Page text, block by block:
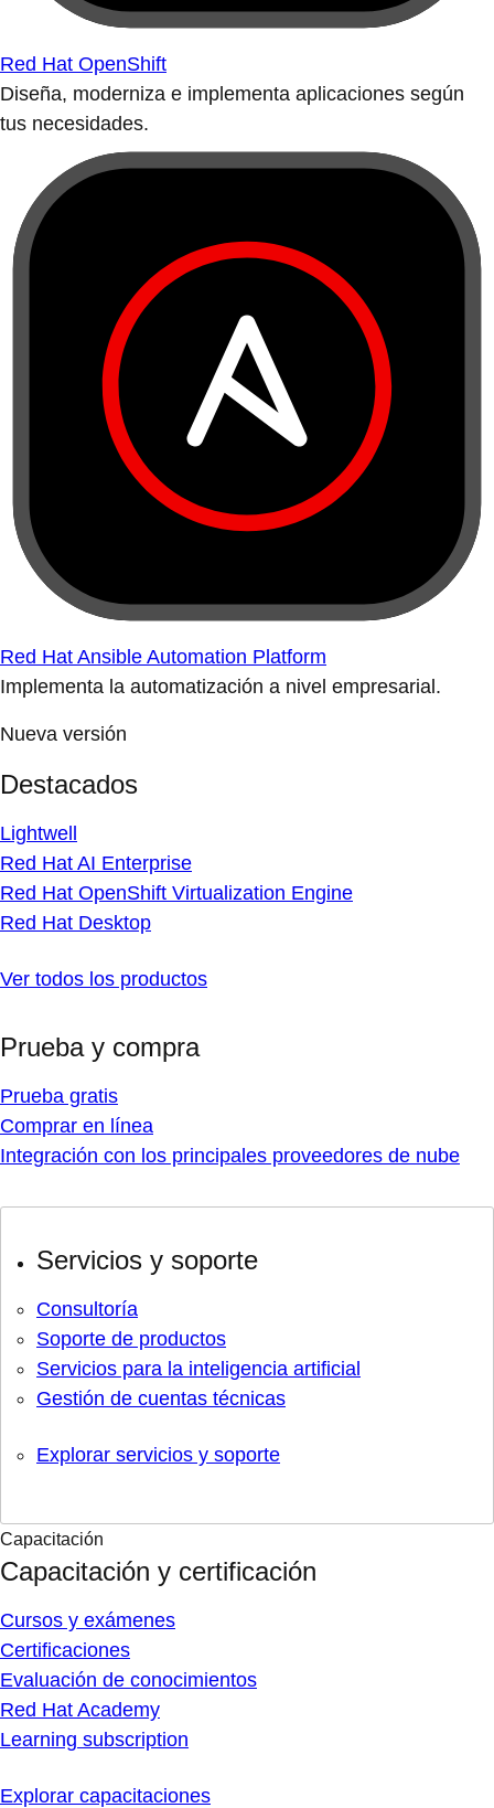
Red Hat OpenShift
Diseña, moderniza e implementa aplicaciones según
tus necesidades.
Red Hat Ansible Automation Platform
Implementa la automatización a nivel empresarial.
Nueva versión
Destacados
Lightwell
Red Hat AI Enterprise
Red Hat OpenShift Virtualization Engine
Red Hat Desktop
Ver todos los productos
Prueba y compra
Prueba gratis
Comprar en línea
Integración con los principales proveedores de nube
Servicios y soporte
Consultoría
Soporte de productos
Servicios para la inteligencia artificial
Gestión de cuentas técnicas
Explorar servicios y soporte
Capacitación
Capacitación y certificación
Cursos y exámenes
Certificaciones
Evaluación de conocimientos
Red Hat Academy
Learning subscription
Explorar capacitaciones